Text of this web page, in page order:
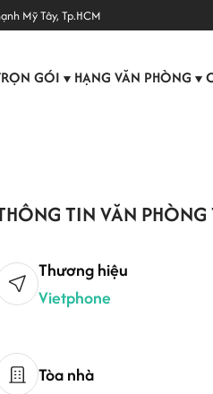
Mỹ Tây, Tp.HCM
GÓI ▼ HẠNG VĂN PHÒNG ▼
TIN VĂN
Thương hiệu
Vietphone
Tòa nhà